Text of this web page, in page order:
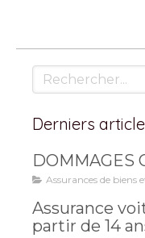
Rechercher
Derniers
DOMMAGES
Assurances de biens
Assurance
partir de 14